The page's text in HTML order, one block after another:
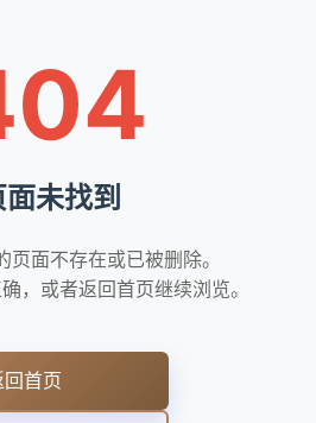
面未找到
页面不存在或已被删除。
，或者返回首页继续浏览。
回首页